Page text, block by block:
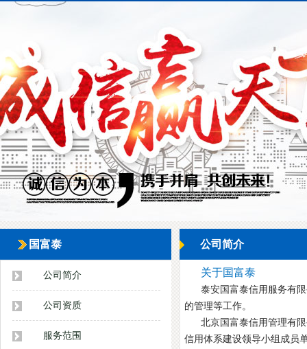
国富泰
公司简介
公司资质
服务范围
公司简介
关于国富泰
泰安国富泰信用服务有
的管理等工作。
北京国富泰信用管理有
信用体系建设领导小组成员